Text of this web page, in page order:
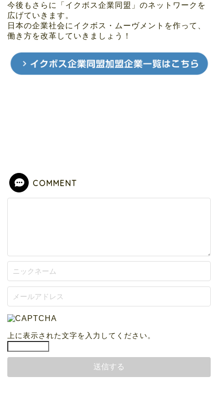
今後もさらに「イクボス企業同盟」のネットワークを
広げていきます。
日本の企業社会にイクボス・ムーヴメントを作って、
働き方を改革していきましょう！
COMMENT
上に表示された文字を入力してください。